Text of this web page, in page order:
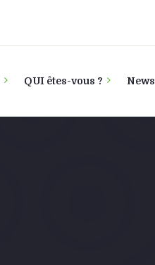
QUI êtes-vous ? News